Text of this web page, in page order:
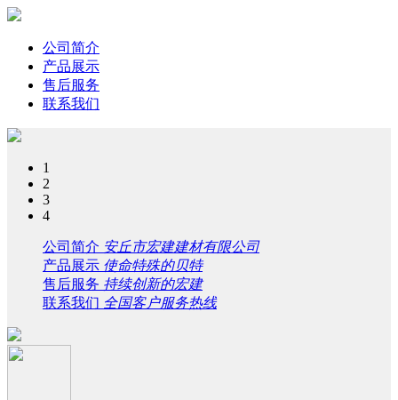
公司简介
产品展示
售后服务
联系我们
1
2
3
4
公司简介 安丘市宏建建材有限公司
产品展示 使命特殊的贝特
售后服务 持续创新的宏建
联系我们 全国客户服务热线